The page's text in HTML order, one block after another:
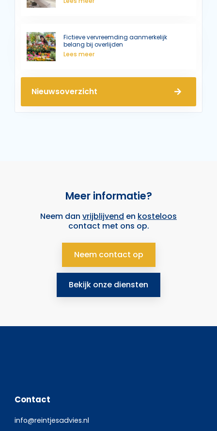
Fictieve vervreemding aanmerkelijk
belang bij overlijden
Lees meer
Nieuwsoverzicht
Meer informatie?
Neem dan vrijblijvend en kosteloos
contact met ons op.
Neem contact op
Bekijk onze diensten
Contact
info@reintjesadvies.nl